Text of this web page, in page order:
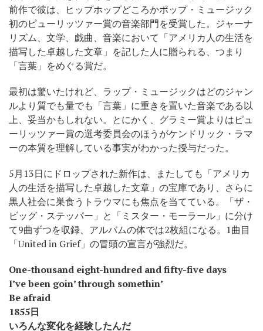
前作で彼は、ヒップホップどころかポップ・ミュージック
初のピューリッツァー賞の音楽部門を受賞した。ジャーナ
リズム、文学、戯曲、音楽において「アメリカ人の生活を
描写した卓越した文章」を記した人に贈られる、つまり
「言葉」をめぐる賞だ。
最初は驚いたけれど、ラップ・ミュージックはどのジャン
ルより質でも量でも「言葉」に重きを置いた音楽である以
上、妥当かもしれない。とにかく、グラミー賞よりはピュ
ーリッツァー賞の選考委員会のほうがケンドリック・ラマ
ーの本質を理解している事実がわかった授与だった。
5月13日にドロップされた新作は、またしても「アメリカ
人の生活を描写した卓越した文章」の宝庫であり、さらに
黒人社会に巣食うトラウマにも焦点を当てている。「ザ・
ビッグ・ステッパー」と「ミスター・モーラール」に分け
て9曲ずつを収録、アルバムの体では2枚組になる。1曲目
「United in Grief」の冒頭の宣言が強烈だ。
One-thousand eight-hundred and fifty-five days
I’ve been goin’ through somethin’
Be afraid
1855日
いろんな変化を経験したんだ